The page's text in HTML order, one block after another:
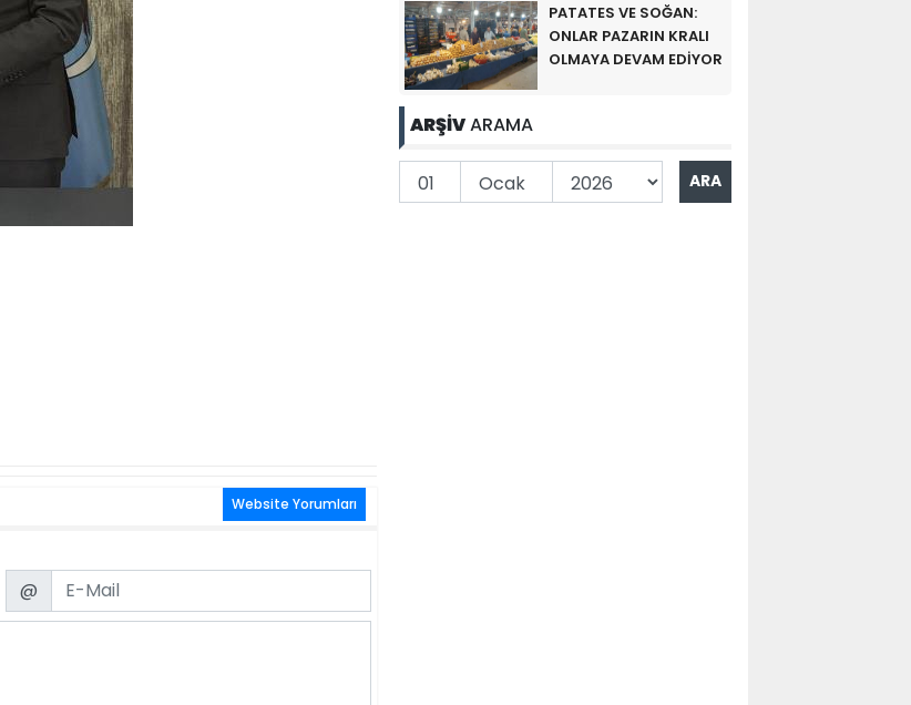
Website Yorumları
Email
@
PATATES VE SOĞAN:
ONLAR PAZARIN KRALI
OLMAYA DEVAM EDİYOR
ARŞİVARAMA